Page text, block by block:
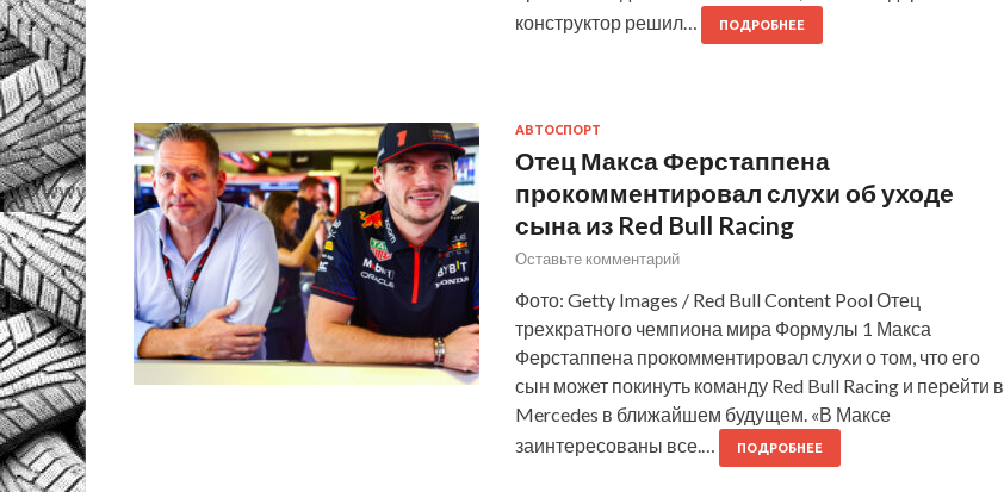
конструктор решил…
ПОДРОБНЕЕ
АВТОСПОРТ
Отец Макса Ферстаппена
прокомментировал слухи об уходе
сына из Red Bull Racing
Оставьте комментарий
Фото: Getty Images / Red Bull Content Pool Отец
трехкратного чемпиона мира Формулы 1 Макса
Ферстаппена прокомментировал слухи о том, что его
сын может покинуть команду Red Bull Racing и перейти в
Mercedes в ближайшем будущем. «В Максе
заинтересованы все.…
ПОДРОБНЕЕ